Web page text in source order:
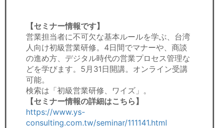
【セミナー情報です】
営業担当者に不可欠な基本ルールを学ぶ、台湾
人向け初級営業研修。4日間でマナーや、商談
の進め方、デジタル時代の営業プロセス管理な
どを学びます。5月31日開講。オンライン受講
可能。
検索は「初級営業研修、ワイズ」。
【セミナー情報の詳細はこちら】
https://www.ys-
consulting.com.tw/seminar/111141.html